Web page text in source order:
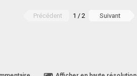
Précédent 1 / 2 Suivant